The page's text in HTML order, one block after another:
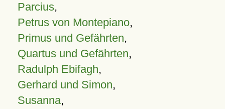
Parcius,
Petrus von Montepiano,
Primus und Gefährten,
Quartus und Gefährten,
Radulph Ebifagh,
Gerhard und Simon,
Susanna,